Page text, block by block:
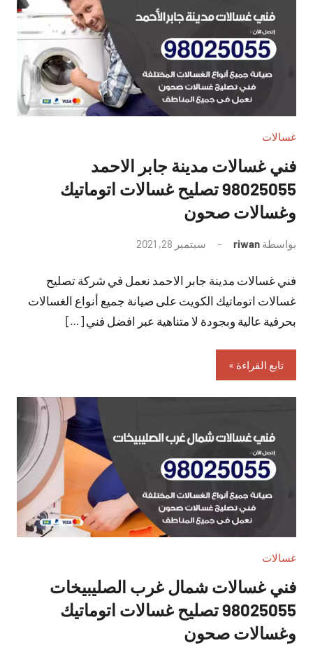
غسالات
فني غسالات مدينة جابر الاحمد
98025055 تصليح غسالات اتوماتيك
وغسالات صحون
بواسطة riwan سبتمبر 28, 2021
تعليقات
فني غسالات مدينة جابر الاحمد نعمل في شركة تصليح
غسالات اتوماتيك الكويت على صيانة جميع أنواع الغسالات
بحرفية عالية وبجودة لا متناهية عبر افضل فني […]
تابع القراءة
غسالات
فني غسالات شمال غرب الصليبيخات
98025055 تصليح غسالات اتوماتيك
وغسالات صحون